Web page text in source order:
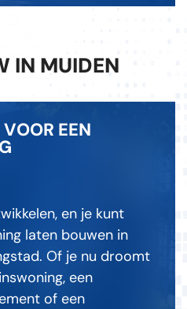
IN MUIDEN
EEN
en je kunt
laten bouwen in
Of je nu droomt
een
of een